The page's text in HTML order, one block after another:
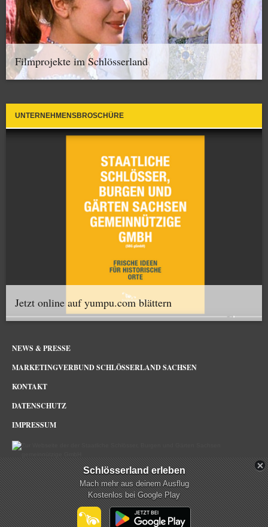
Filmprojekte im Schlösserland
UNTERNEHMENSBROSCHÜRE
Jetzt online auf yumpu.com blättern
NEWS & PRESSE
MARKETINGVERBUND SCHLÖSSERLAND SACHSEN
KONTAKT
DATENSCHUTZ
IMPRESSUM
Schlösserland Sachsen im Netz
Schlösserland erleben
Mach mehr aus deinem Ausflug
Kostenlos bei Google Play
mehr